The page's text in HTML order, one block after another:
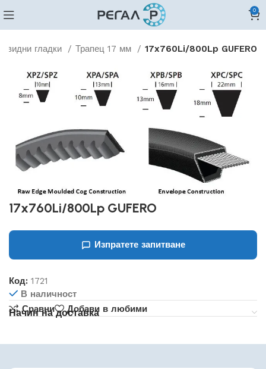
0
гладки Трапец 17 мм 17x760Li/800Lp GUFERO
17x760Li/800Lp GUFERO
Изпратете запитване
Код:1721
В наличност
Сравни
Добави в любими
Начин на доставка